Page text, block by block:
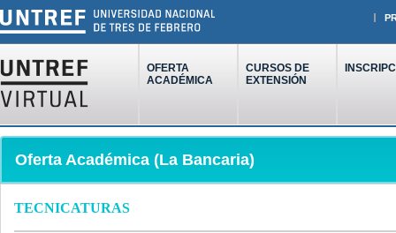
OFERTA
ACADÉMICA
CURSOS DE
EXTENSIÓN
Oferta Académica (La Bancaria)
TECNICATURAS